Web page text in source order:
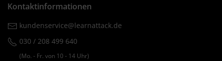
Kontaktinformationen
kundenservice@learnattack.de
030 / 208 499 640
(Mo. ‐ Fr. von 10 ‐ 14 Uhr)